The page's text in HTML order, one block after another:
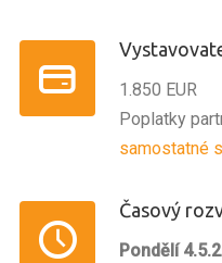
1.850 EUR
Poplatky
samostatné
Časový
Pondělí